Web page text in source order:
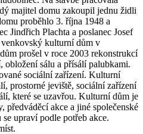
majitel domu zakoupil jednu židli
proběhlo 3. října 1948 a
Jindřich Plachta a poslanec Josef
kulturní dům v
prošel v roce 2003 rekonstrukcí
obložení sálu a přísálí palubkami.
sociální zařízení. Kulturní
prostorné jeviště, sociální zařízení
které se uzavřou. Kulturní dům je
předváděcí akce a jiné společenské
upraví podle potřeb akce.